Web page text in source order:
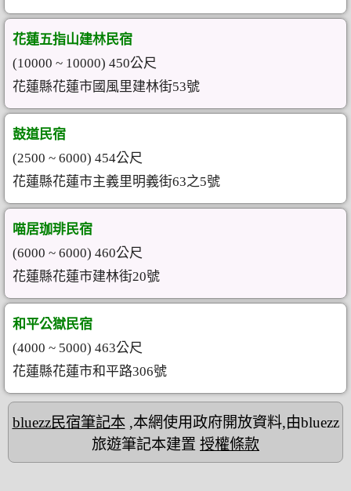
花蓮五指山建林民宿
(10000 ~ 10000) 450公尺
花蓮縣花蓮市國風里建林街53號
鼓道民宿
(2500 ~ 6000) 454公尺
花蓮縣花蓮市主義里明義街63之5號
喵居珈琲民宿
(6000 ~ 6000) 460公尺
花蓮縣花蓮市建林街20號
和平公獄民宿
(4000 ~ 5000) 463公尺
花蓮縣花蓮市和平路306號
bluezz民宿筆記本,本網使用政府開放資料,由bluezz
旅遊筆記本建置 授權條款